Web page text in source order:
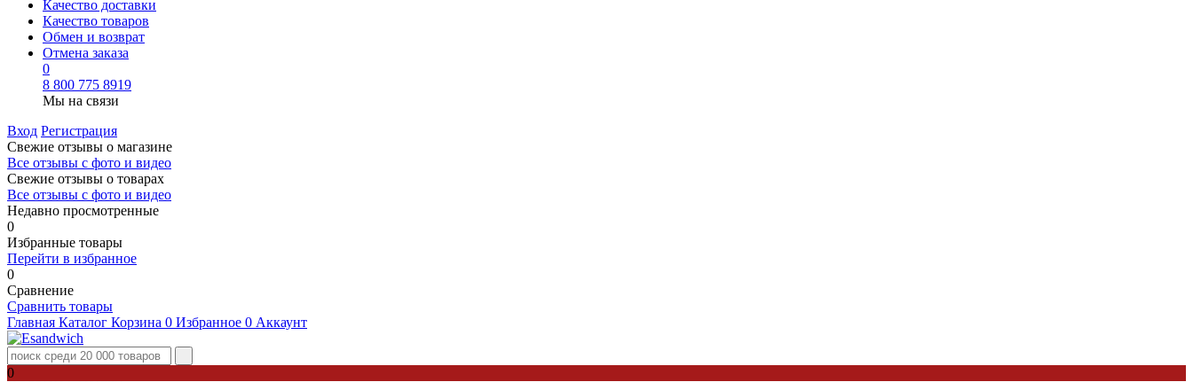
Качество доставки
Качество товаров
Обмен и возврат
Отмена заказа
0
8 800 775 8919
Мы на связи
Вход Регистрация
Свежие отзывы о магазине
Все отзывы с фото и видео
Свежие отзывы о товарах
Все отзывы c фото и видео
Недавно просмотренные
0
Избранные товары
Перейти в избранное
0
Сравнение
Сравнить товары
Главная Каталог Корзина 0 Избранное 0 Аккаунт
0